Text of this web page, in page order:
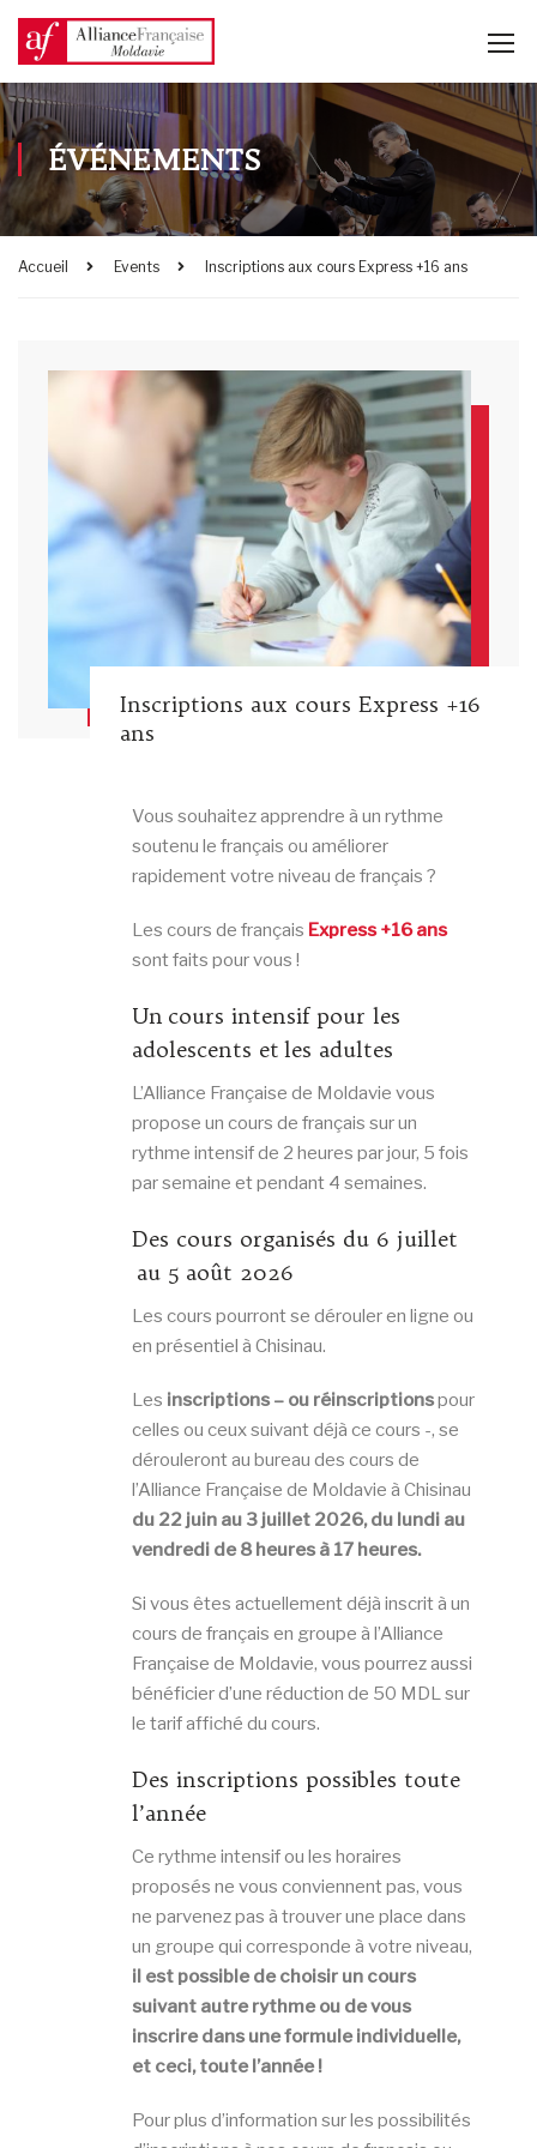
ÉVÉNEMENTS
Accueil Events Inscriptions aux cours Express +16 ans
Inscriptions aux cours Express +16
ans
Vous souhaitez apprendre à un rythme
soutenu le français ou améliorer
rapidement votre niveau de français ?
Les cours de français Express +16 ans
sont faits pour vous !
Un cours intensif pour les
adolescents et les adultes
L’Alliance Française de Moldavie vous
propose un cours de français sur un
rythme intensif de 2 heures par jour, 5 fois
par semaine et pendant 4 semaines.
Des cours organisés du 6 juillet
au 5 août 2026
Les cours pourront se dérouler en ligne ou
en présentiel à Chisinau.
Les inscriptions – ou réinscriptionspour
celles ou ceux suivant déjà ce cours -, se
dérouleront au bureau des cours de
l’Alliance Française de Moldavie à Chisinau
du 22 juin au 3 juillet 2026, du lundi au
vendredi de 8 heures à 17 heures.
Si vous êtes actuellement déjà inscrit à un
cours de français en groupe à l’Alliance
Française de Moldavie, vous pourrez aussi
bénéficier d’une réduction de 50 MDL sur
le tarif affiché du cours.
Des inscriptions possibles toute
l’année
Ce rythme intensif ou les horaires
proposés ne vous conviennent pas, vous
ne parvenez pas à trouver une place dans
un groupe qui corresponde à votre niveau,
il est possible de choisir un cours
suivant autre rythme ou de vous
inscrire dans une formule individuelle,
et ceci, toute l’année !
Pour plus d’information sur les possibilités